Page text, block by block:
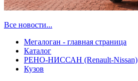
Все новости...
Мегалоган - главная страница
Каталог
РЕНО-НИССАН (Renault-Nissan)
Кузов